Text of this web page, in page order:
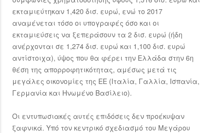
εκταμιεύτηκαν 1,420 δισ. ευρώ, ενώ το 2017
αναμένεται τόσο οι υπογραφές όσο και οι
εκταμιεύσεις να ξεπεράσουν τα 2 δισ. ευρώ (ήδη
ανέρχονται σε 1,274 δισ. ευρώ και 1,100 δισ. ευρώ
αντίστοιχα), ύψος που θα φέρει την Ελλάδα στην 6η
θέση της απορροφητικότητας, αμέσως μετά τις
μεγάλες οικονομίες της ΕΕ (Ιταλία, Γαλλία, Ισπανία,
Γερμανία και Ηνωμένο Βασίλειο).
Οι εντυπωσιακές αυτές επιδόσεις δεν προέκυψαν
ξαφνικά. Υπό τον κεντρικό σχεδιασμό του Μεγάρου